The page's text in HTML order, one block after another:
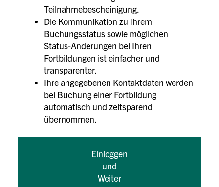
Teilnahmebescheinigung.
Die Kommunikation zu Ihrem
Buchungsstatus sowie möglichen
Status-Änderungen bei Ihren
Fortbildungen ist einfacher und
transparenter.
Ihre angegebenen Kontaktdaten werden
bei Buchung einer Fortbildung
automatisch und zeitsparend
übernommen.
Einloggen
und
Weiter